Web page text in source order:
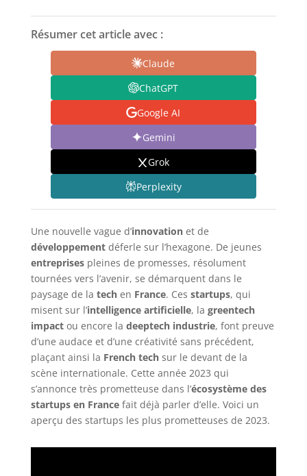
Résumer cet article avec :
Claude
ChatGPT
Google AI
Gemini
Grok
Perplexity
Une nouvelle vague d’innovationet de
développementdéferle sur l’hexagone. De jeunes
entreprisespleines de promesses, résolument
tournées vers l’avenir, se démarquent dans le
paysage de la techen France. Ces startups, qui
misent sur l’intelligence artificielle, la greentech
impactou encore la deeptech industrie, font preuve
d’une audace et d’une créativité sans précédent,
plaçant ainsi la French techsur le devant de la
scène internationale. Cette année 2023 qui
s’annonce très prometteuse dans l’écosystème des
startups en Francefait déjà parler d’elle. Voici un
aperçu des startups les plus prometteuses de 2023.